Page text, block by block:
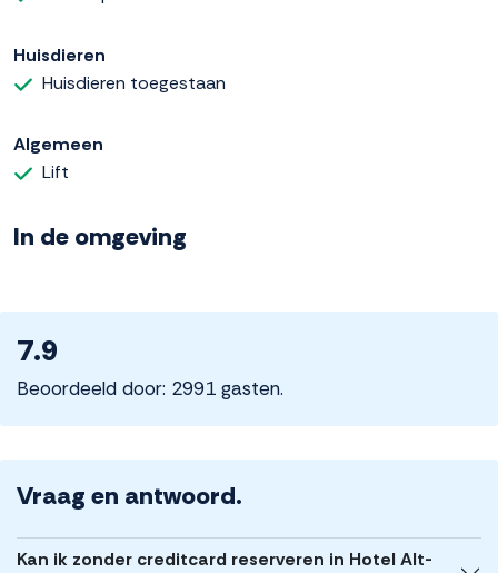
Huisdieren
Huisdieren toegestaan
Algemeen
Lift
In de omgeving
7.9
Beoordeeld door: 2991 gasten.
Vraag en antwoord.
Kan ik zonder creditcard reserveren in Hotel Alt-